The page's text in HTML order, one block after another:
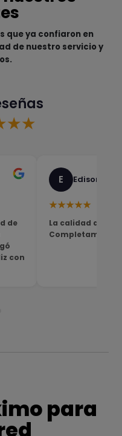
que ya confiaron en
de nuestro servicio y
de
con
E Edison
★★★★★
La calidad del
Completamente
para